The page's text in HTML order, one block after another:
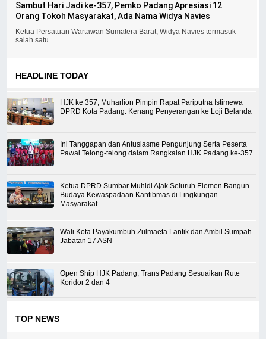
Sambut Hari Jadi ke-357, Pemko Padang Apresiasi 12
Orang Tokoh Masyarakat, Ada Nama Widya Navies
Ketua Persatuan Wartawan Sumatera Barat, Widya Navies termasuk
salah satu...
HEADLINE TODAY
HJK ke 357, Muharlion Pimpin Rapat Pariputna Istimewa
DPRD Kota Padang: Kenang Penyerangan ke Loji Belanda
Ini Tanggapan dan Antusiasme Pengunjung Serta Peserta
Pawai Telong-telong dalam Rangkaian HJK Padang ke-357
Ketua DPRD Sumbar Muhidi Ajak Seluruh Elemen Bangun
Budaya Kewaspadaan Kantibmas di Lingkungan
Masyarakat
Wali Kota Payakumbuh Zulmaeta Lantik dan Ambil Sumpah
Jabatan 17 ASN
Open Ship HJK Padang, Trans Padang Sesuaikan Rute
Koridor 2 dan 4
TOP NEWS